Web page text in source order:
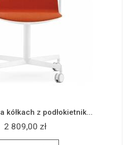
kółkach z podłokietnik...
2 809,00 zł